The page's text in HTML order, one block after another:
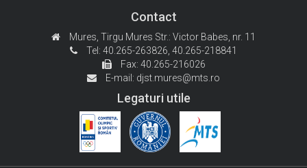
Contact
Mures, Tirgu Mures Str.: Victor Babes, nr. 11
Tel: 40.265-263826, 40.265-218841
Fax: 40.265-216026
E-mail: djst.mures@mts.ro
Legaturi utile